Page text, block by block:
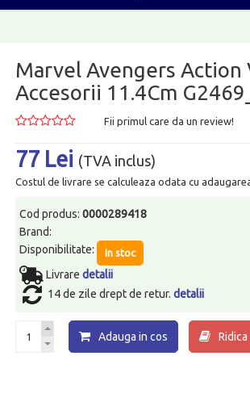
Marvel Avengers Action
Accesorii 11.4Cm
Fii primul care da un review!
77 Lei (TVA inclus)
Costul de livrare se calculeaza odata cu
Cod produs:0000289418
Brand:
Disponibilitate:
In stoc
Livraredetalii
14 de zile drept de retur.detalii
Adauga in cos